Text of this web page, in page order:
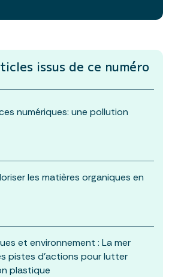
issus de ce numéro
numériques: une pollution
les matières organiques en
et environnement : La mer
pistes d’actions pour lutter
plastique